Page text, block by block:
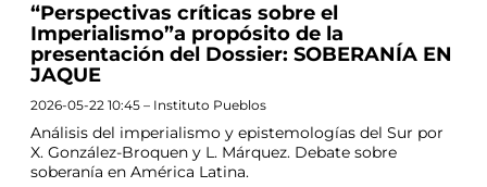
“Perspectivas críticas sobre el
Imperialismo”a propósito de la
presentación del Dossier: SOBERANÍA EN
JAQUE
2026-05-22 10:45 – Instituto Pueblos
Análisis del imperialismo y epistemologías del Sur por
X. González-Broquen y L. Márquez. Debate sobre
soberanía en América Latina.